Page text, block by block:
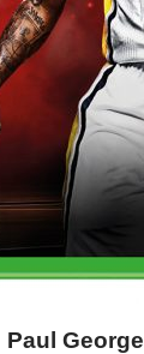
Paul George